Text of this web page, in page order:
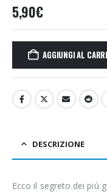
5,90€
AGGIUNGI AL
DESCRIZIONE
Ecco il segreto dei più